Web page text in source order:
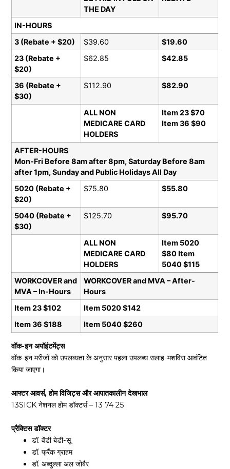
THE DAY
IN-HOURS
3 (Rebate + $20)
$39.60
$19.60
23 (Rebate +
$20)
$62.85 $42.85
36 (Rebate +
$30)
$112.90 $82.90
ALL NON
MEDICARE CARD
HOLDERS
Item 23 $70
Item 36 $90
AFTER-HOURS
Mon-Fri Before 8am after 8pm, Saturday Before 8am
after 1pm, Sunday and Public Holidays All Day
5020 (Rebate +
$20)
$75.80 $55.80
5040 (Rebate +
$30)
$125.70 $95.70
ALL NON
MEDICARE CARD
HOLDERS
Item 5020
$80 Item
5040 $115
WORKCOVER and
MVA – In-Hours
WORKCOVER and MVA – After-
Hours
Item 23 $102
Item 5020 $142
Item 36 $188
Item 5040 $260
वॉक-इन अपॉइंटमेंट्स
वॉक-इन मरीजों को उपलब्धता के अनुसार पहला उपलब्ध सलाह-मशविरा आवंटित
किया जाएगा।
आफ्टर आवर्स, होम विजिट्स और आपातकालीन देखभाल
13SICK नेशनल होम डॉक्टर्स – 13 74 25
प्रैक्टिस डॉक्टर
डॉ. वेंडी बेडी-सू
डॉ. फ्रैंक ग्राहम
डॉ. अब्दुल्ला अल जोबैर